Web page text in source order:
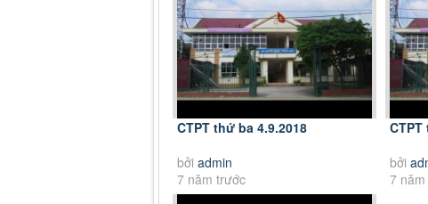
CTPT thứ ba 4.9.2018
bởi admin
7 năm trước
CTPT
bởi
7